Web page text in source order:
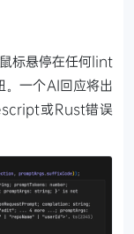
标悬停在任何lint
。一个AI回应将出
或Rust错误